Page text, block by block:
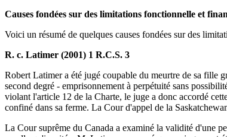
Causes fondées sur des limitations fonctionnelle et
Voici un résumé de quelques causes fondées sur des
R. c. Latimer (2001) 1 R.C.S. 3
Robert Latimer a été jugé coupable du meurtre de sa fille
second degré - emprisonnement à perpétuité sans
violant l'article 12 de la Charte, le juge a donc accordé
confiné dans sa ferme. La Cour d'appel de la
La Cour suprême du Canada a examiné la validité d'une